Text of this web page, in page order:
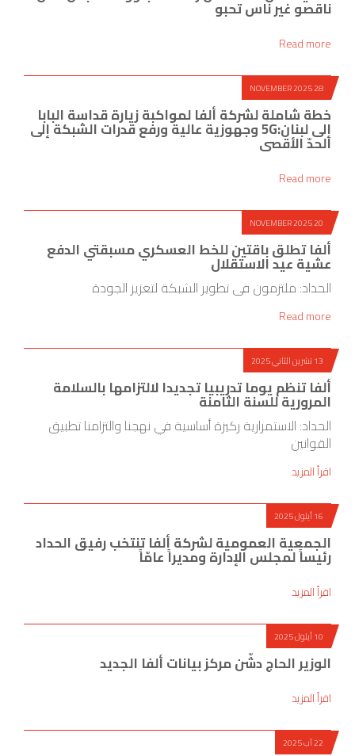
ناقصو غير ناس تحبو
Read more
28 NOVEMBER 2025
خطة شاملة لشركة ألفا لمواكبة زيارة قداسة البابا
إلى لبنان:5G وجهوزية عالية ورفع قدرات الشبكة إلى
الحدّ الأقصى
Read more
20 NOVEMBER 2025
ألفا تطلق باقتين للخط العسكري مسبقتي الدفع
عشية عيد الاستقلال
الحداد: ملتزمون في تطوير الشبكة لتعزيز الجودة
Read more
13 تشرين الثاني 2025
ألفا تنظم يوما تدريبيا تجديدا لالتزامها بالسلامة
المرورية للسنة الثامنة
الحداد: الاستمرارية ركيزة أساسية في نهجنا والتزامنا تطبيق
القوانين
اقرأ المزيد
16 أيلول 2025
الجمعية العمومية لشركة ألفا تنتخب رفيق الحداد
رئيساً لمجلس الإدارة ومديراً عامّاً
اقرأ المزيد
10 أيلول 2025
الوزير الحاج دشّن مركز بيانات ألفا الجديد
اقرأ المزيد
22 آب 2025